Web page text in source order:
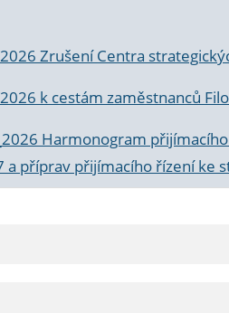
Zrušení Centra
k cestám zaměstnanců
Harmonogram
a příprav přijímacího řízení ke